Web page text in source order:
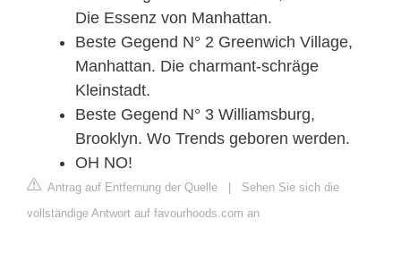
Die Essenz von Manhattan.
Beste Gegend N° 2 Greenwich Village,
Manhattan. Die charmant-schräge
Kleinstadt.
Beste Gegend N° 3 Williamsburg,
Brooklyn. Wo Trends geboren werden.
OH NO!
Antrag auf Entfernung der Quelle | Sehen Sie sich die
vollständige Antwort auf favourhoods.com an